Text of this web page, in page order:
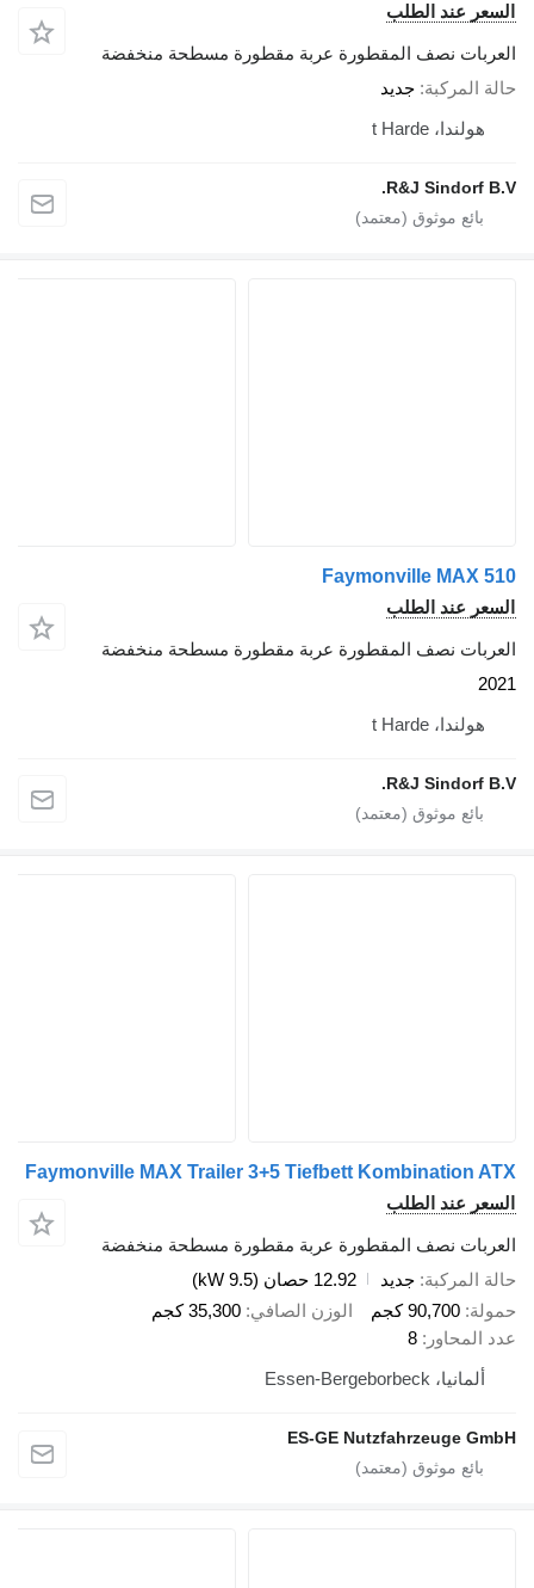
السعر عند الطلب
العربات نصف المقطورة عربة مقطورة مسطحة منخفضة
حالة المركبة جديد
هولندا، t Harde
R&J Sindorf B.V.
Faymonville MAX 510
السعر عند الطلب
العربات نصف المقطورة عربة مقطورة مسطحة منخفضة
2021
هولندا، t Harde
R&J Sindorf B.V.
Faymonville MAX Trailer 3+5 Tiefbett Kombination ATX
السعر عند الطلب
العربات نصف المقطورة عربة مقطورة مسطحة منخفضة
حالة المركبة جديد
12.92 حصان (9.5 kW)
حمولة 90,700 كجم الوزن الصافي 35,300 كجم
عدد المحاور
8
ألمانيا، Essen-Bergeborbeck
ES-GE Nutzfahrzeuge GmbH